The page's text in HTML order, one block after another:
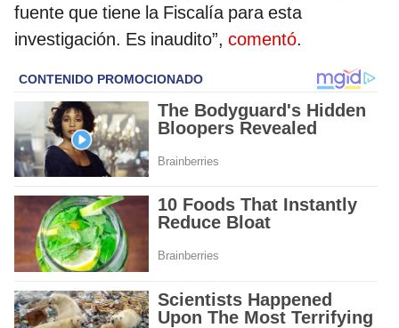
fuente que tiene la Fiscalía para esta
investigación. Es inaudito”, comentó.